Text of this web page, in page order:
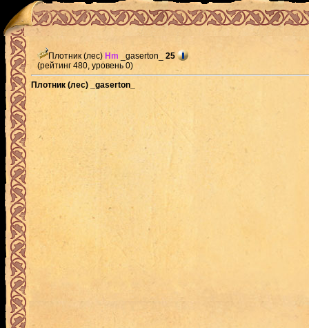
Плотник (лес) Hm _gaserton_ 25
(рейтинг 480, уровень 0)
Плотник (лес) _gaserton_